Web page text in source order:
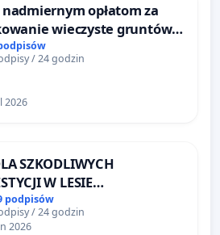
nadmiernym opłatom za
wieczyste gruntów
przez rodzinne
działkowe.
/ 24 godzin
2026
SZKODLIWYCH
W LESIE
I ARTURÓWKU
podpisów
/ 24 godzin
2026